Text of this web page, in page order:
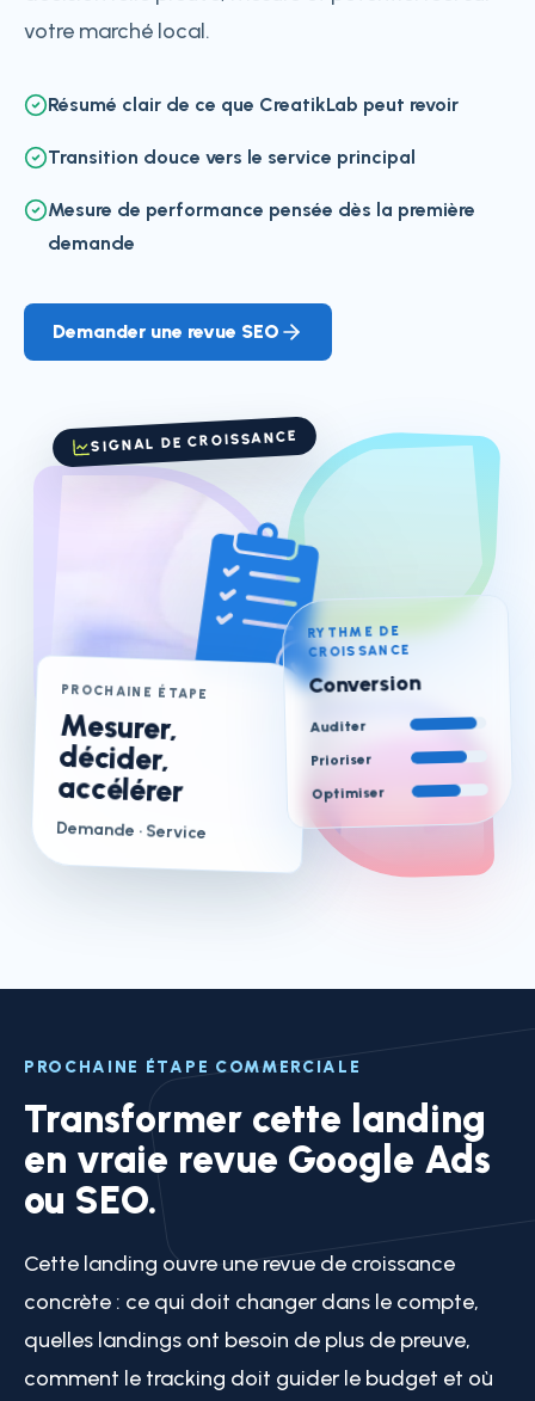
votre marché local.
Résumé clair de ce que CreatikLab peut revoir
Transition douce vers le service principal
Mesure de performance pensée dès la première
demande
Demander une revue SEO
SIGNAL DE CROISSANCE
PROCHAINE ÉTAPE
Mesurer,
décider,
accélérer
Demande · Service
RYTHME DE
CROISSANCE
Conversion
Auditer
Prioriser
Optimiser
PROCHAINE ÉTAPE COMMERCIALE
Transformer cette landing
en vraie revue Google Ads
ou SEO.
Cette landing ouvre une revue de croissance
concrète : ce qui doit changer dans le compte,
quelles landings ont besoin de plus de preuve,
comment le tracking doit guider le budget et où